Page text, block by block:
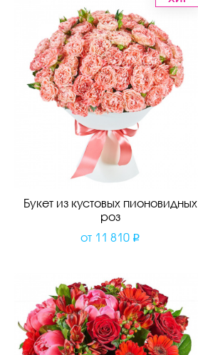
Букет из кустовых пионовидных
роз
от 11 810